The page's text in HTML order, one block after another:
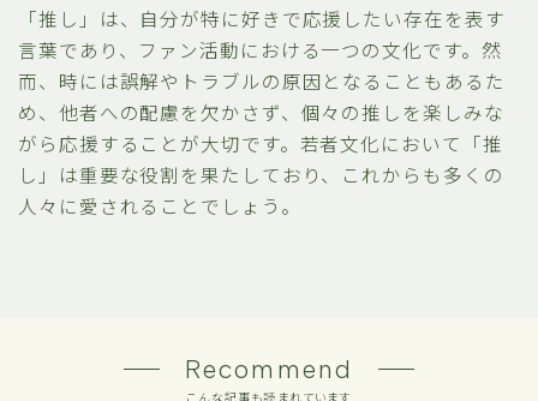
「推し」は、自分が特に好きで応援したい存在を表す
言葉であり、ファン活動における一つの文化です。然
而、時には誤解やトラブルの原因となることもあるた
め、他者への配慮を欠かさず、個々の推しを楽しみな
がら応援することが大切です。若者文化において「推
し」は重要な役割を果たしており、これからも多くの
人々に愛されることでしょう。
Recommend